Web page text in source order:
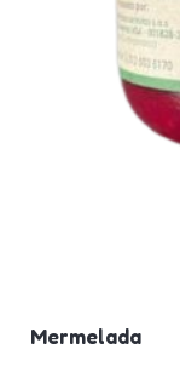
Mermelada
cantidad